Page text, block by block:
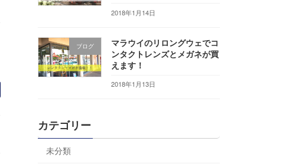
2018年1月14日
ブログ
マラウイのリロングウェでコ
ンタクトレンズとメガネが買
えます！
2018年1月13日
カテゴリー
未分類